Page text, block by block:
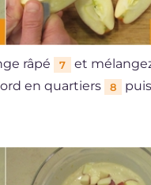
râpé 7
et
en quartiers
8